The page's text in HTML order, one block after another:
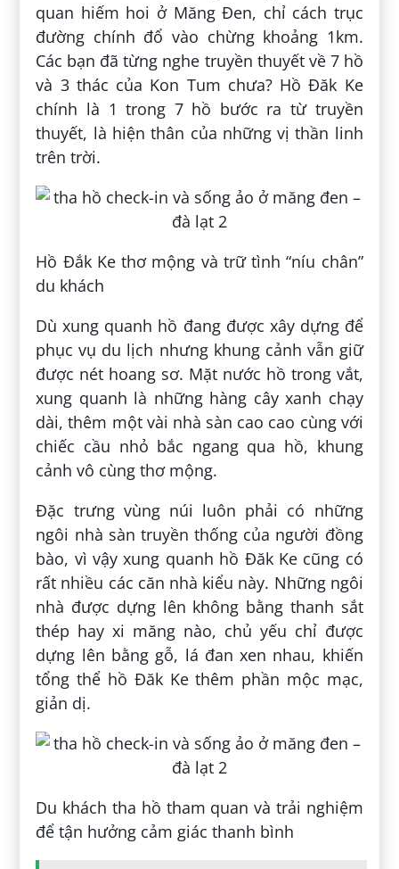
quan hiếm hoi ở Măng Đen, chỉ cách trục
đường chính đổ vào chừng khoảng 1km.
Các bạn đã từng nghe truyền thuyết về 7 hồ
và 3 thác của Kon Tum chưa? Hồ Đăk Ke
chính là 1 trong 7 hồ bước ra từ truyền
thuyết, là hiện thân của những vị thần linh
trên trời.
Hồ Đắk Ke thơ mộng và trữ tình “níu chân”
du khách
Dù xung quanh hồ đang được xây dựng để
phục vụ du lịch nhưng khung cảnh vẫn giữ
được nét hoang sơ. Mặt nước hồ trong vắt,
xung quanh là những hàng cây xanh chạy
dài, thêm một vài nhà sàn cao cao cùng với
chiếc cầu nhỏ bắc ngang qua hồ, khung
cảnh vô cùng thơ mộng.
Đặc trưng vùng núi luôn phải có những
ngôi nhà sàn truyền thống của người đồng
bào, vì vậy xung quanh hồ Đăk Ke cũng có
rất nhiều các căn nhà kiểu này. Những ngôi
nhà được dựng lên không bằng thanh sắt
thép hay xi măng nào, chủ yếu chỉ được
dựng lên bằng gỗ, lá đan xen nhau, khiến
tổng thể hồ Đăk Ke thêm phần mộc mạc,
giản dị.
Du khách tha hồ tham quan và trải nghiệm
để tận hưởng cảm giác thanh bình